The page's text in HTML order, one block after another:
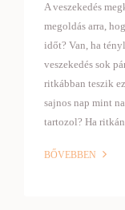
A veszekedés
megoldás arra,
időt? Van, ha
veszekedés sok
ritkábban teszik
sajnos nap mint
tartozol? Ha
BŐVEBBEN